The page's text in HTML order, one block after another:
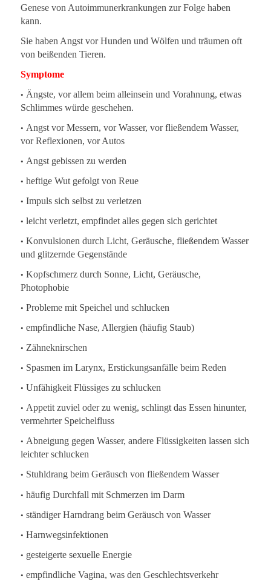
Genese von Autoimmunerkrankungen zur Folge haben
kann.
Sie haben Angst vor Hunden und Wölfen und träumen oft
von beißenden Tieren.
Symptome
• Ängste, vor allem beim alleinsein und Vorahnung, etwas
Schlimmes würde geschehen.
• Angst vor Messern, vor Wasser, vor fließendem Wasser,
vor Reflexionen, vor Autos
• Angst gebissen zu werden
• heftige Wut gefolgt von Reue
• Impuls sich selbst zu verletzen
• leicht verletzt, empfindet alles gegen sich gerichtet
• Konvulsionen durch Licht, Geräusche, fließendem Wasser
und glitzernde Gegenstände
• Kopfschmerz durch Sonne, Licht, Geräusche,
Photophobie
• Probleme mit Speichel und schlucken
• empfindliche Nase, Allergien (häufig Staub)
• Zähneknirschen
• Spasmen im Larynx, Erstickungsanfälle beim Reden
• Unfähigkeit Flüssiges zu schlucken
• Appetit zuviel oder zu wenig, schlingt das Essen hinunter,
vermehrter Speichelfluss
• Abneigung gegen Wasser, andere Flüssigkeiten lassen sich
leichter schlucken
• Stuhldrang beim Geräusch von fließendem Wasser
• häufig Durchfall mit Schmerzen im Darm
• ständiger Harndrang beim Geräusch von Wasser
• Harnwegsinfektionen
• gesteigerte sexuelle Energie
• empfindliche Vagina, was den Geschlechtsverkehr